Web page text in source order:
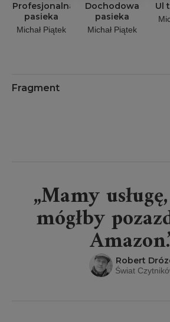
Profesjonalna
pasieka
Michał Piątek
Dochodowa
pasieka
Michał Piątek
Ul
Fragment
„Mamy
mógłby
Robert
Świat